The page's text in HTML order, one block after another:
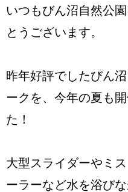
いつもびん沼自然公
とうございます。
昨年好評でしたびん
ークを、今年の夏も
た！
大型スライダーやミ
ーラーなど水を浴び